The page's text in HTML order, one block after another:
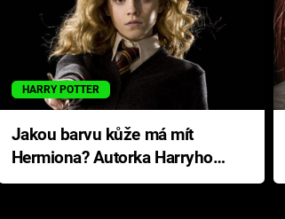
HARRY POTTER
Jakou barvu kůže má mít
Hermiona? Autorka Harryho
Pottera přišla s ráznou